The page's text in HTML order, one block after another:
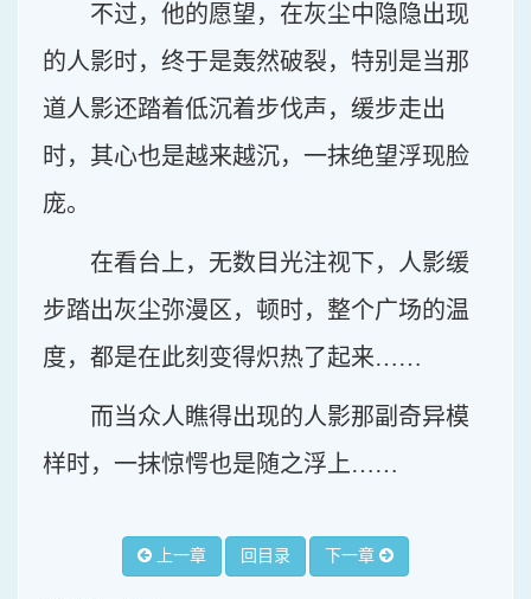
不过，他的愿望，在灰尘中隐隐出现
的人影时，终于是轰然破裂，特别是当那
道人影还踏着低沉着步伐声，缓步走出
时，其心也是越来越沉，一抹绝望浮现脸
庞。
在看台上，无数目光注视下，人影缓
步踏出灰尘弥漫区，顿时，整个广场的温
度，都是在此刻变得炽热了起来……
而当众人瞧得出现的人影那副奇异模
样时，一抹惊愕也是随之浮上……
上一章 回目录 下一章